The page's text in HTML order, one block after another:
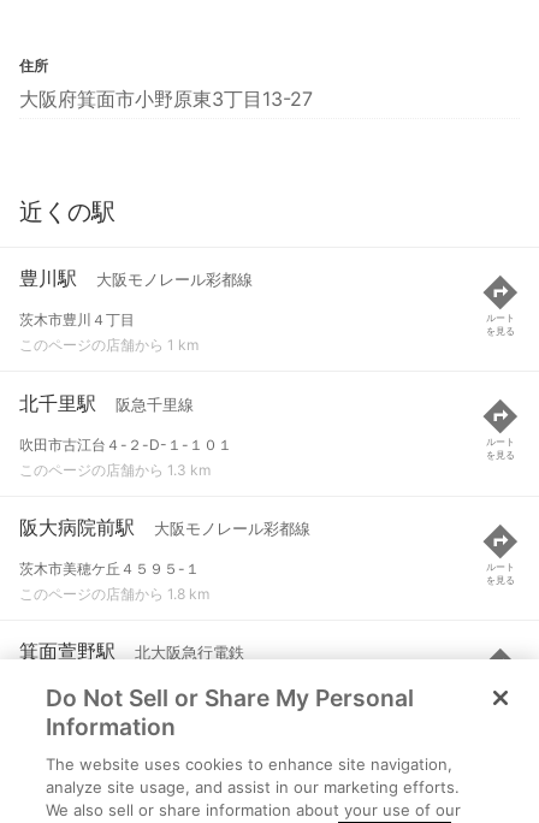
住所
大阪府箕面市小野原東3丁目13-27
近くの駅
豊川駅 大阪モノレール彩都線
茨木市豊川４丁目
このページの店舗から 1 km
ルート
を見る
北千里駅 阪急千里線
吹田市古江台４-２-D-１-１０１
このページの店舗から 1.3 km
ルート
を見る
阪大病院前駅 大阪モノレール彩都線
茨木市美穂ケ丘４５９５-１
このページの店舗から 1.8 km
ルート
を見る
箕面萱野駅 北大阪急行電鉄
大阪府箕面市西宿1丁目
このページの店舗から 2.5 km
ルート
を見る
箕面船場阪大前駅 北大阪急行電鉄
大阪府箕面市船場東3丁目
Do Not Sell or Share My Personal
Information
The website uses cookies to enhance site navigation,
analyze site usage, and assist in our marketing efforts.
We also sell or share information about your use of our